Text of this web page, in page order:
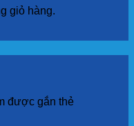
giỏ hàng.
được gắn thẻ